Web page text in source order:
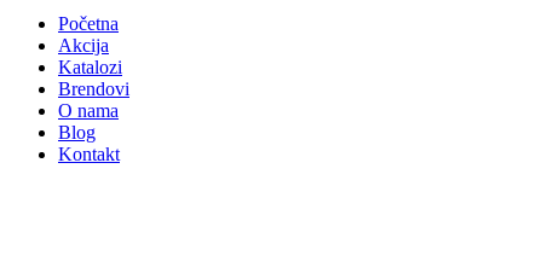
Početna
Akcija
Katalozi
Brendovi
O nama
Blog
Kontakt